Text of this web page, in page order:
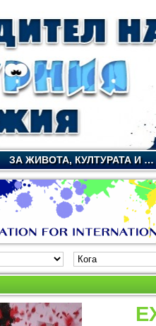
ЗА ЖИВОТА, КУЛТУРАТА И …